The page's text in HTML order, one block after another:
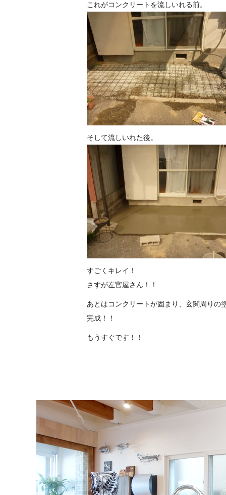
これがコンクリートを流しいれる前。
そして流しいれた後。
すごくキレイ！
さすが左官屋さん！！
あとはコンクリートが固まり、玄関周りの
完成！！
もうすぐです！！